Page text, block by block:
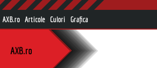
AXB.ro Articole Culori Grafica
AXB.ro